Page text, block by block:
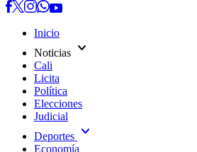
Inicio
Noticias expand_more
Cali
Licita
Política
Elecciones
Judicial
Deportes expand_more
Economía